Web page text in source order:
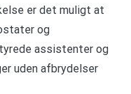
er det muligt at
og
assistenter og
uden afbrydelser